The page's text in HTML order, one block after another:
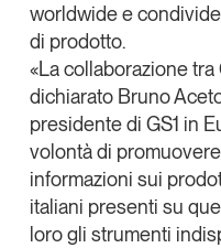
Leggi il magazine
Tendenze è il
modo indipendente il
consumo e
consumatori
worldwidee
di prodotto.
«La collaborazione tra
dichiarato Bruno
presidente di GS1 in
volontà di
informazioni sui
italiani presenti su
loro gli strumenti